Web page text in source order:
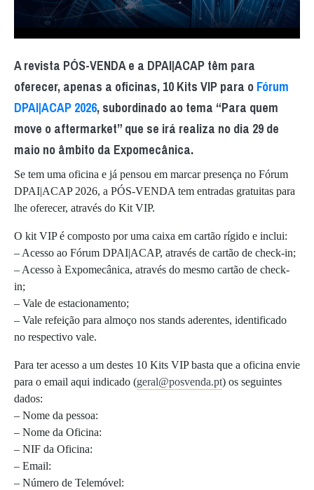
A revista PÓS-VENDA e a DPAI|ACAP têm para
oferecer, apenas a oficinas, 10 Kits VIP para o Fórum
DPAI|ACAP 2026, subordinado ao tema “Para quem
move o aftermarket” que se irá realiza no dia 29 de
maio no âmbito da Expomecânica.
Se tem uma oficina e já pensou em marcar presença no Fórum
DPAI|ACAP 2026, a PÓS-VENDA tem entradas gratuitas para
lhe oferecer, através do Kit VIP.
O kit VIP é composto por uma caixa em cartão rígido e inclui:
– Acesso ao Fórum DPAI|ACAP, através de cartão de check-in;
– Acesso à Expomecânica, através do mesmo cartão de check-
in;
– Vale de estacionamento;
– Vale refeição para almoço nos stands aderentes, identificado
no respectivo vale.
Para ter acesso a um destes 10 Kits VIP basta que a oficina envie
para o email aqui indicado (geral@posvenda.pt) os seguintes
dados:
– Nome da pessoa:
– Nome da Oficina:
– NIF da Oficina:
– Email:
– Número de Telemóvel: